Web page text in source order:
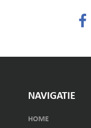
NAVIGATIE
HOME